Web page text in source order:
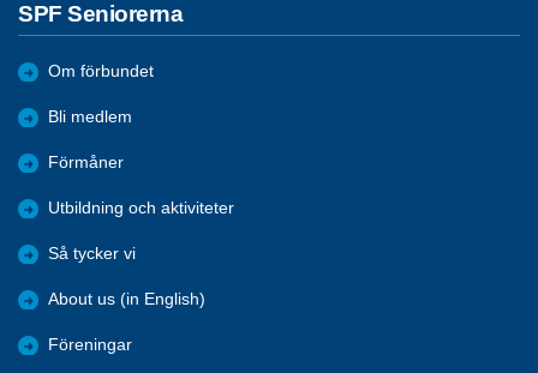
SPF Seniorerna
Om förbundet
Bli medlem
Förmåner
Utbildning och aktiviteter
Så tycker vi
About us (in English)
Föreningar